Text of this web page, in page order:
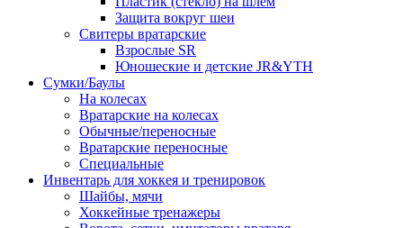
Защита вокруг шеи
Свитеры вратарские
Взрослые SR
Юношеские и детские JR&YTH
Сумки/Баулы
На колесах
Вратарские на колесах
Обычные/переносные
Вратарские переносные
Специальные
Инвентарь для хоккея и тренировок
Шайбы, мячи
Хоккейные тренажеры